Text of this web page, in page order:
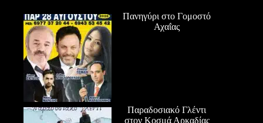
Πανηγύρι στο Γομοστό
Αχαΐας
Παραδοσιακό Γλέντι
στον Κοσμά Αρκαδίας